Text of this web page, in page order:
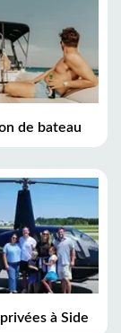
de bateau
à Side